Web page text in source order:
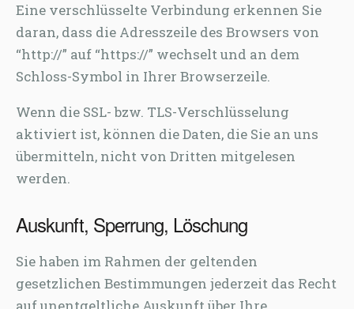
Eine verschlüsselte Verbindung erkennen Sie
daran, dass die Adresszeile des Browsers von
“http://” auf “https://” wechselt und an dem
Schloss-Symbol in Ihrer Browserzeile.
Wenn die SSL- bzw. TLS-Verschlüsselung
aktiviert ist, können die Daten, die Sie an uns
übermitteln, nicht von Dritten mitgelesen
werden.
Auskunft, Sperrung, Löschung
Sie haben im Rahmen der geltenden
gesetzlichen Bestimmungen jederzeit das Recht